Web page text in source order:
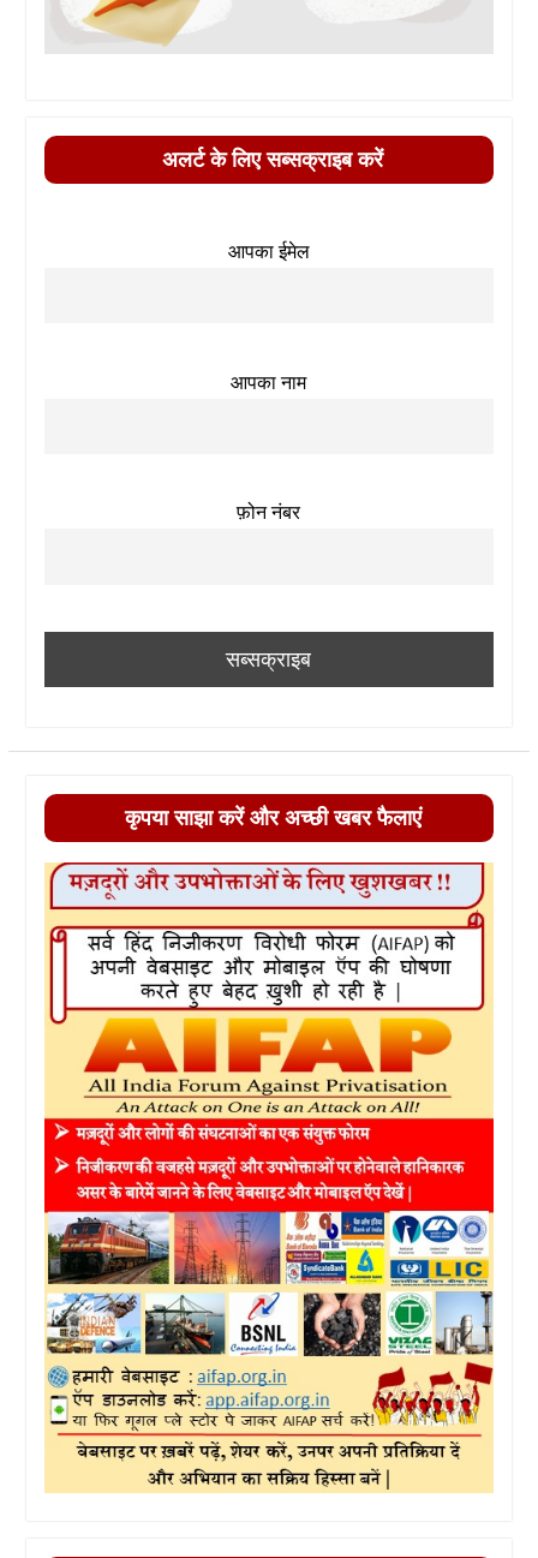
अलर्ट के लिए सब्सक्राइब करें
आपका ईमेल
आपका नाम
फ़ोन नंबर
कृपया साझा करें और अच्छी खबर फैलाएं